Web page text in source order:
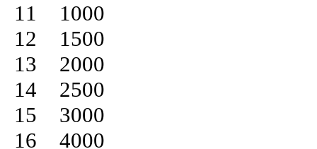
11	1000
12	1500
13	2000
14	2500
15	3000
16	4000